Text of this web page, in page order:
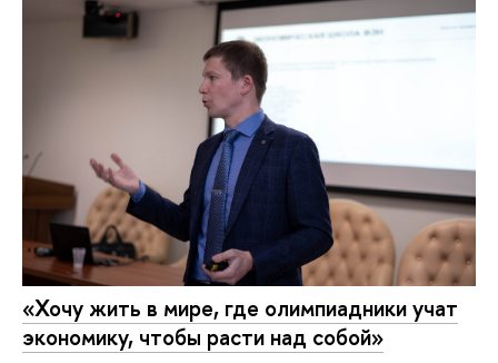
«Хочу жить в мире, где олимпиадники учат
экономику, чтобы расти над собой»